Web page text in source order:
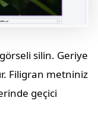
silin. Geriye
Filigran metniniz
geçici